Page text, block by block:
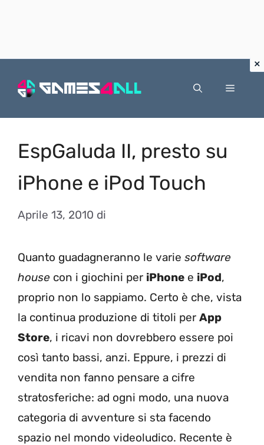
Menu
EspGaluda II, presto su
iPhone e iPod Touch
Aprile 13, 2010 di
Quanto guadagneranno le varie software
house con i giochini per iPhone e iPod,
proprio non lo sappiamo. Certo è che, vista
la continua produzione di titoli per App
Store, i ricavi non dovrebbero essere poi
così tanto bassi, anzi. Eppure, i prezzi di
vendita non fanno pensare a cifre
stratosferiche: ad ogni modo, una nuova
categoria di avventure si sta facendo
spazio nel mondo videoludico. Recente è